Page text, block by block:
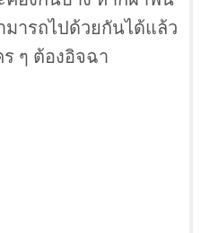
มารถไปด้วยกันได้แล้ว
ๆ ต้องอิจฉา